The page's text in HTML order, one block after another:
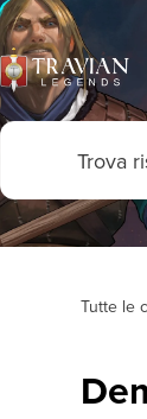
Tutte le